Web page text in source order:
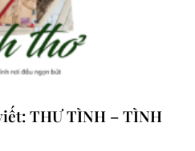
THƯ TÌNH – TÌNH